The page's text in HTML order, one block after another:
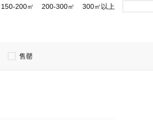
150-200㎡ 200-300㎡ 300㎡以上
售罄